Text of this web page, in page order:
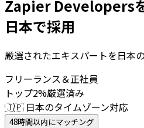
Zapier Developers
日本で採用
厳選されたエキスパートを日本
フリーランス＆正社員
トップ2%厳選済み
🇯🇵 日本のタイムゾーン対応
48時間以内にマッチング